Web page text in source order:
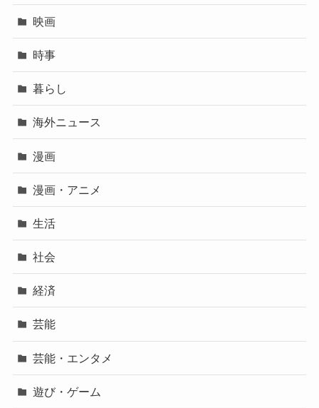
映画
時事
暮らし
海外ニュース
漫画
漫画・アニメ
生活
社会
経済
芸能
芸能・エンタメ
遊び・ゲーム